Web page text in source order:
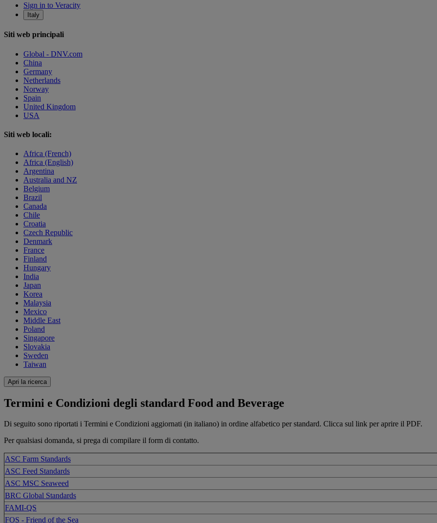
Sign in to Veracity
Italy
Siti web principali
Global - DNV.com
China
Germany
Netherlands
Norway
Spain
United Kingdom
USA
Siti web locali:
Africa (French)
Africa (English)
Argentina
Australia and NZ
Belgium
Brazil
Canada
Chile
Croatia
Czech Republic
Denmark
France
Finland
Hungary
India
Japan
Korea
Malaysia
Mexico
Middle East
Poland
Singapore
Slovakia
Sweden
Taiwan
Apri la ricerca
Termini e Condizioni degli standard Food and Beverage
Di seguito sono riportati i Termini e Condizioni aggiornati (in italiano) in ordine alfabetico per standard. Clicca sul link per aprire il PDF.
Per qualsiasi domanda, si prega di compilare il form di contatto.
ASC Farm Standards
ASC Feed Standards
ASC MSC Seaweed
BRC Global Standards
FAMI-QS
FOS - Friend of the Sea